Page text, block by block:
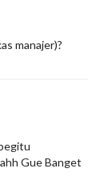
manajer)?
Gue Banget